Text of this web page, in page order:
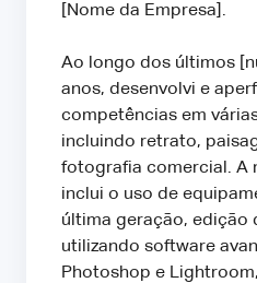
[Nome da Empresa].
Ao longo dos últimos
anos, desenvolvi e
competências em
incluindo retrato,
fotografia comercial. A
inclui o uso de
última geração, edição
utilizando software
Photoshop e